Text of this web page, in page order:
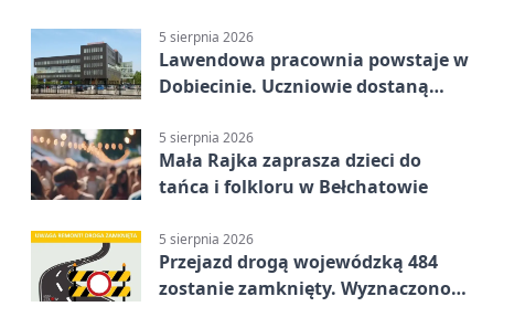
5 sierpnia 2026
Lawendowa pracownia powstaje w
Dobiecinie. Uczniowie dostaną
5 sierpnia 2026
Mała Rajka zaprasza dzieci do
tańca i folkloru w Bełchatowie
5 sierpnia 2026
Przejazd drogą wojewódzką 484
zostanie zamknięty. Wyznaczono